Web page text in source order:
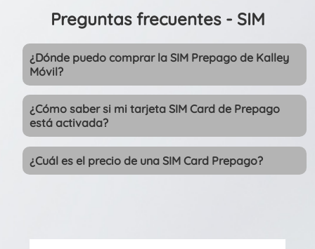
Preguntas frecuentes - SIM
¿Dónde puedo comprar la SIM Prepago de Kalley
Móvil?
¿Cómo saber si mi tarjeta SIM Card de Prepago
está activada?
¿Cuál es el precio de una SIM Card Prepago?